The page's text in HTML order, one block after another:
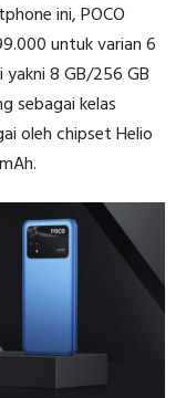
ini, POCO
untuk varian 6
8 GB/256 GB
sebagai kelas
oleh chipset Helio